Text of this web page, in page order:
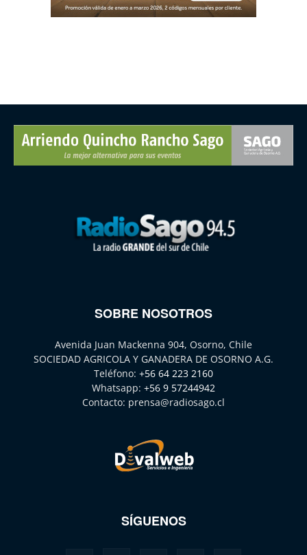
SOBRE NOSOTROS
Avenida Juan Mackenna 904, Osorno, Chile
SOCIEDAD AGRICOLA Y GANADERA DE OSORNO A.G.
Teléfono: +56 64 223 2160
Whatsapp: +56 9 57244942
Contacto: prensa@radiosago.cl
SÍGUENOS